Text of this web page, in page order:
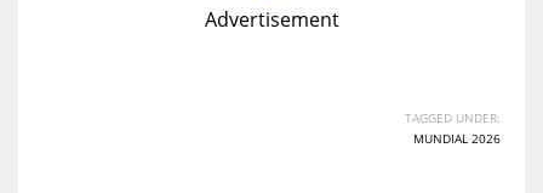
Advertisement
TAGGED UNDER:
MUNDIAL 2026